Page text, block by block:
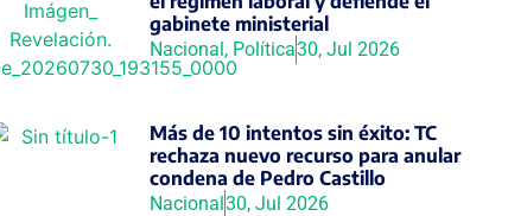
gabinete ministerial
Nacional, Política30, Jul 2026
Más de 10 intentos sin éxito: TC
rechaza nuevo recurso para anular
condena de Pedro Castillo
Nacional30, Jul 2026